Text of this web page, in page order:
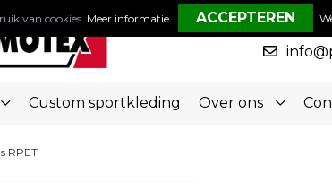
050-
Custom sportkleding Over ons
RPET
van cookies. Meer informatie.